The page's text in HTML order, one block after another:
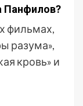
Панфилов?
фильмах,
разума»,
кровь» и